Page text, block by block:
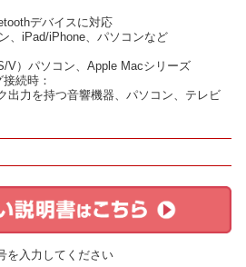
デバイスに対応
、iPad/iPhone、パソコンなど
V）パソコン、Apple Macシリーズ
続時：
出力を持つ音響機器、パソコン、テレビ
を入力してください